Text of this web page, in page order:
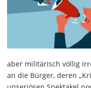
aber militärisch völlig
an die Bürger, deren